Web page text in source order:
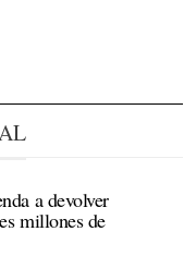
a devolver
millones de